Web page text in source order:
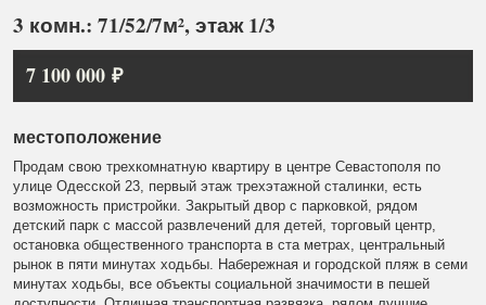
3 комн.: 71/52/7м², этаж 1/3
7 100 000 ₽
местоположение
Продам свою трехкомнатную квартиру в центре Севастополя по
улице Одесской 23, первый этаж трехэтажной сталинки, есть
возможность пристройки. Закрытый двор с парковкой, рядом
детский парк с массой развлечений для детей, торговый центр,
остановка общественного транспорта в ста метрах, центральный
рынок в пяти минутах ходьбы. Набережная и городской пляж в семи
минутах ходьбы, все объекты социальной значимости в пешей